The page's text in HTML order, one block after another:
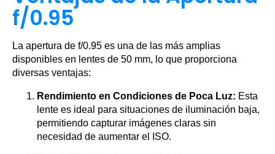
f/0.95
La apertura de f/0.95 es una de las más amplias
disponibles en lentes de 50 mm, lo que proporciona
diversas ventajas:
Rendimiento en Condiciones de Poca Luz: Esta
lente es ideal para situaciones de iluminación baja,
permitiendo capturar imágenes claras sin
necesidad de aumentar el ISO.